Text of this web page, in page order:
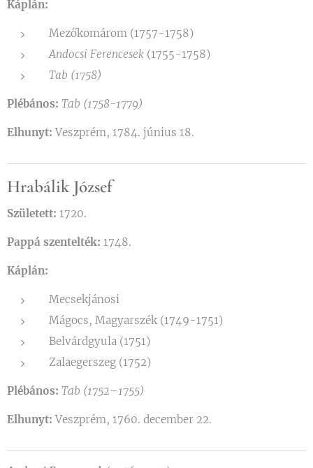
Káplán:
Mezőkomárom (1757-1758)
Andocsi Ferencesek (1755-1758)
Tab (1758)
Plébános: Tab (1758-1779)
Elhunyt: Veszprém, 1784. június 18.
Hrabálik József
Született: 1720.
Pappá szentelték: 1748.
Káplán:
Mecsekjánosi
Mágocs, Magyarszék (1749-1751)
Belvárdgyula (1751)
Zalaegerszeg (1752)
Plébános: Tab (1752–1755)
Elhunyt: Veszprém, 1760. december 22.